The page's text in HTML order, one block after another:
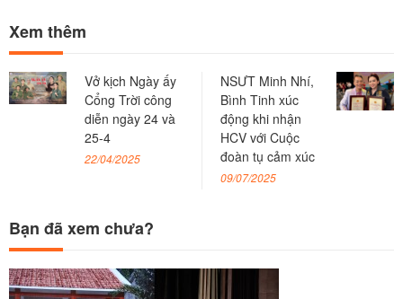
Xem thêm
Vở kịch Ngày ấy
Cổng Trời công
diễn ngày 24 và
25-4
22/04/2025
NSƯT Minh Nhí,
Bình Tinh xúc
động khi nhận
HCV với Cuộc
đoàn tụ cảm xúc
09/07/2025
Bạn đã xem chưa?